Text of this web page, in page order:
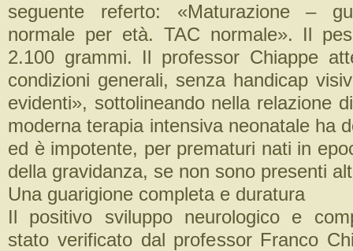
seguente referto: «Maturazione –
normale per età. TAC normale». Il
2.100 grammi. Il professor Chiappe
condizioni generali, senza handicap
evidenti», sottolineando nella relazione
moderna terapia intensiva neonatale ha
ed è impotente, per prematuri nati in
della gravidanza, se non sono presenti
Una guarigione completa e duratura
Il positivo sviluppo neurologico e
stato verificato dal professor Franco